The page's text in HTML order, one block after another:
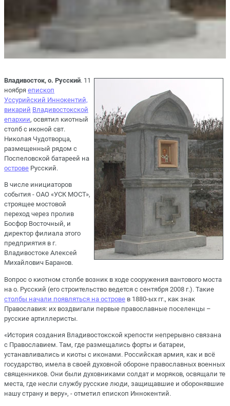
Владивосток, о. Русский. 11
ноября епископ
Уссурийский Иннокентий,
викарий Владивостокской
епархии, освятил киотный
столб с иконой свт.
Николая Чудотворца,
размещенный рядом с
Поспеловской батареей на
острове Русский.
В числе инициаторов
события - ОАО «УСК МОСТ»,
строящее мостовой
переход через пролив
Босфор Восточный, и
директор филиала этого
предприятия в г.
Владивостоке Алексей
Михайлович Баранов.
Вопрос о киотном столбе возник в ходе сооружения вантового моста
на о. Русский (его строительство ведется с сентября 2008 г.). Такие
столбы начали появляться на острове в 1880-ых гг., как знак
Православия: их воздвигали первые православные поселенцы –
русские артиллеристы.
«История создания Владивостокской крепости непрерывно связана
с Православием. Там, где размещались форты и батареи,
устанавливались и киоты с иконами. Российская армия, как и всё
государство, имела в своей духовной обороне православных военных
священников. Они были духовниками солдат и моряков, освящали те
места, где несли службу русские люди, защищавшие и оборонявшие
нашу страну и веру», - отметил епископ Иннокентий.